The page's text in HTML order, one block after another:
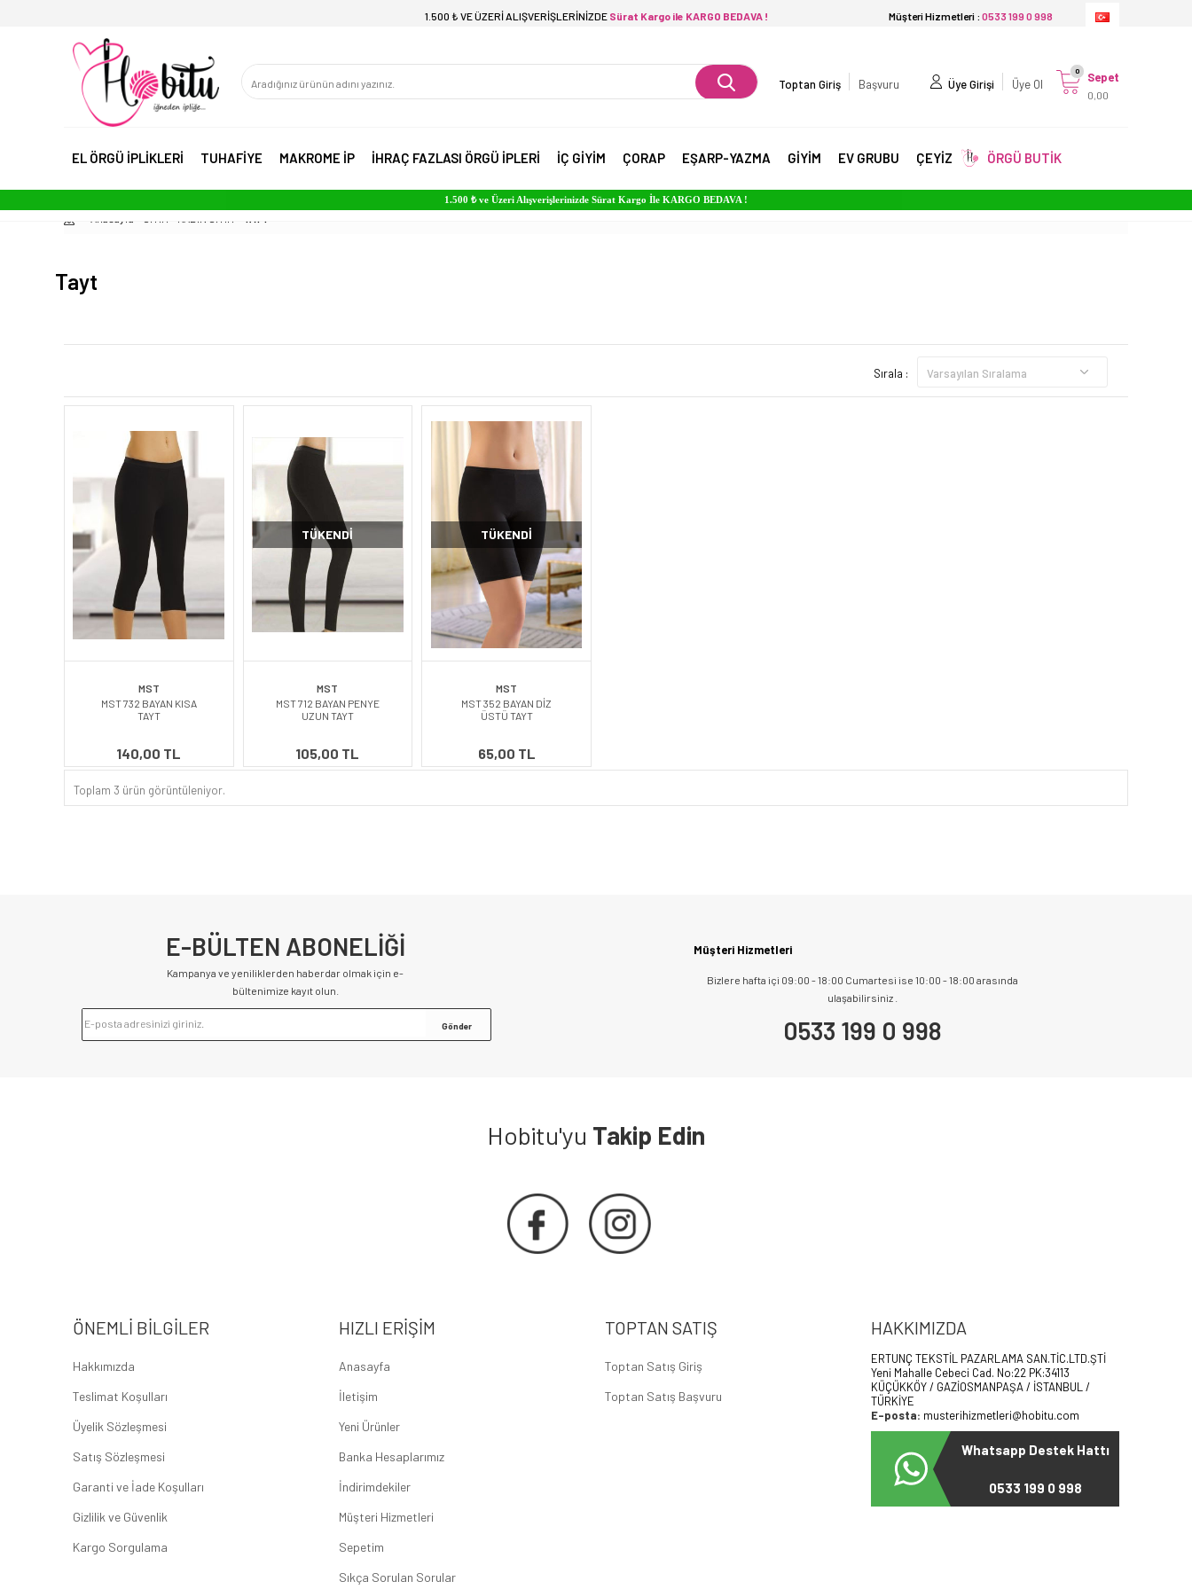
1.500 ₺ VE ÜZERİ ALIŞVERİŞLERİNİZDE Sürat Kargo ile KARGO BEDAVA ! Müşteri Hizmetleri : 0533 199 0 998
Başvuru
Toptan Giriş Üye Girişi Üye Ol Sepet
0,00
0
EL ÖRGÜ İPLİKLERİ TUHAFİYE MAKROME İP İHRAÇ FAZLASI ÖRGÜ İPLERİ İÇ GİYİM ÇORAP EŞARP-YAZMA GİYİM EV GRUBU ÇEYİZ ÖRGÜ BUTİK
1.500 ₺ ve Üzeri Alışverişlerinizde Sürat Kargo İle KARGO BEDAVA !
Tayt
Sırala :
MST
MST 732 BAYAN KISA
TAYT
140,00 TL
TÜKENDI
MST
MST 712 BAYAN PENYE
UZUN TAYT
105,00 TL
TÜKENDI
MST
MST 352 BAYAN DİZ
ÜSTÜ TAYT
65,00 TL
Toplam 3 ürün görüntüleniyor.
E-BÜLTEN ABONELİĞİ
Kampanya ve yeniliklerden haberdar olmak için e-
bültenimize kayıt olun.
Müşteri Hizmetleri
Bizlere hafta içi 09:00 - 18:00 Cumartesi ise 10:00 - 18:00 arasında
ulaşabilirsiniz .
0533 199 0 998
Hobitu'yu Takip Edin
ÖNEMLI BILGILER
Hakkımızda
Teslimat Koşulları
Üyelik Sözleşmesi
Satış Sözleşmesi
Garanti ve İade Koşulları
Gizlilik ve Güvenlik
Kargo Sorgulama
HIZLI ERIŞIM
Anasayfa
İletişim
Yeni Ürünler
Banka Hesaplarımız
İndirimdekiler
Müşteri Hizmetleri
Sepetim
Sıkça Sorulan Sorular
TOPTAN SATIŞ
Toptan Satış Giriş
Toptan Satış Başvuru
HAKKIMIZDA
ERTUNÇ TEKSTİL PAZARLAMA SAN.TİC.LTD.ŞTİ
Yeni Mahalle Cebeci Cad. No:22 PK:34113
KÜÇÜKKÖY / GAZİOSMANPAŞA / İSTANBUL /
TÜRKİYE
E-posta: musterihizmetleri@hobitu.com
Whatsapp Destek Hattı
0533 199 0 998